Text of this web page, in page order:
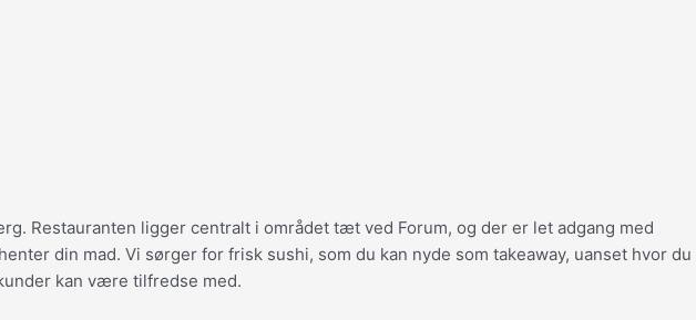
Restauranten ligger centralt i området tæt ved Forum, og der er let adgang med
din mad. Vi sørger for frisk sushi, som du kan nyde som takeaway, uanset hvor du
kan være tilfredse med.